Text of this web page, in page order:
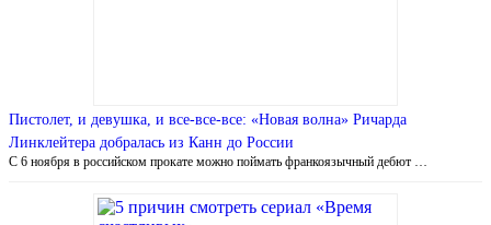
Пистолет, и девушка, и все-все-все: «Новая волна» Ричарда
Линклейтера добралась из Канн до России
С 6 ноября в российском прокате можно поймать франкоязычный дебют …